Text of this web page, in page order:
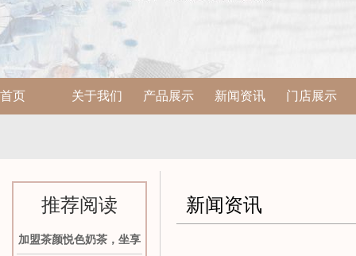
首页 关于我们 产品展示 新闻资讯 门店展示
推荐阅读
加盟茶颜悦色奶茶，坐享
新闻资讯